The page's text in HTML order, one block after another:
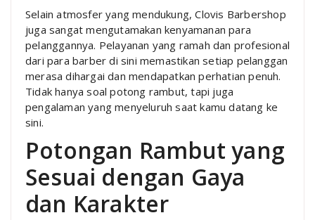
Selain atmosfer yang mendukung, Clovis Barbershop
juga sangat mengutamakan kenyamanan para
pelanggannya. Pelayanan yang ramah dan profesional
dari para barber di sini memastikan setiap pelanggan
merasa dihargai dan mendapatkan perhatian penuh.
Tidak hanya soal potong rambut, tapi juga
pengalaman yang menyeluruh saat kamu datang ke
sini.
Potongan Rambut yang
Sesuai dengan Gaya
dan Karakter